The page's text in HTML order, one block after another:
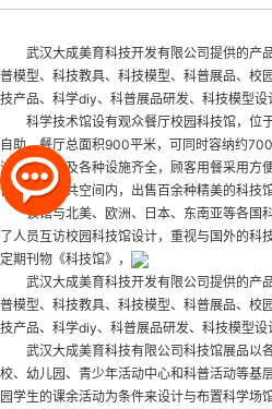
武汉大成美育科技开发有限公司提供的产
普模型、科技教具、科技模型、科普展品、 校
技产品、科学diy、科普展品研发、科技模型设
科学技术馆设有观众餐厅校园科技馆，位
自助。餐厅总面积900平米，可同时容纳约
洁，空调以及各种设施齐全，顾客用餐采用方
位于各层公共空间内，出售百余种精美的科技
该馆与北美、欧洲、日本、东南亚等各国
了人员互访校园科技馆设计，重视与国外的科
定期刊物《科技馆》，
武汉大成美育科技开发有限公司提供的产
普模型、科技教具、科技模型、科普展品、校
技产品、科学diy、科普展品研发、科技模型设
武汉大成美育科技有限公司科技馆展品以
校、幼儿园、青少年活动中心和科普活动等基
园学生的课余活动为条件来设计与布置科学场